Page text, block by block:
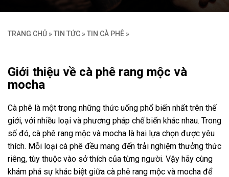
TRANG CHỦ » TIN TỨC » TIN CÀ PHÊ »
Giới thiệu về cà phê rang mộc và
mocha
Cà phê là một trong những thức uống phổ biến nhất trên thế
giới, với nhiều loại và phương pháp chế biến khác nhau. Trong
số đó, cà phê rang mộc và mocha là hai lựa chọn được yêu
thích. Mỗi loại cà phê đều mang đến trải nghiệm thưởng thức
riêng, tùy thuộc vào sở thích của từng người. Vậy hãy cùng
khám phá sự khác biệt giữa cà phê rang mộc và mocha để